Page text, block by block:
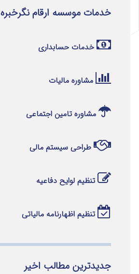
خدمات موسسه ارقام نگرخبره
خدمات حسابداری
مشاوره مالیات
مشاوره تامین اجتماعی
طراحی سیستم مالی
تنظیم لوایح دفاعیه
تنظیم اظهارنامه مالیاتی
جدیدترین مطالب اخیر